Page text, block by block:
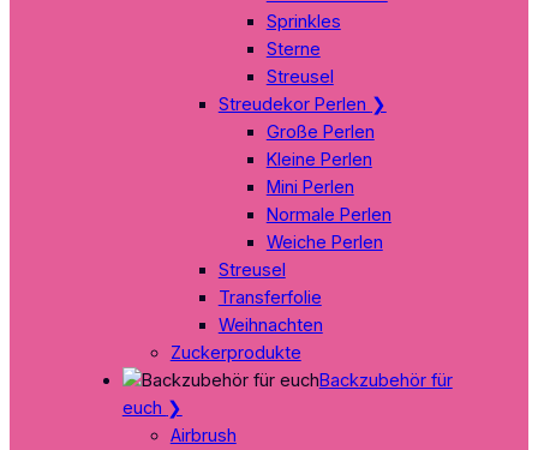
Sprinkles
Sterne
Streusel
Streudekor Perlen ❯
Große Perlen
Kleine Perlen
Mini Perlen
Normale Perlen
Weiche Perlen
Streusel
Transferfolie
Weihnachten
Zuckerprodukte
Backzubehör für
euch ❯
Airbrush